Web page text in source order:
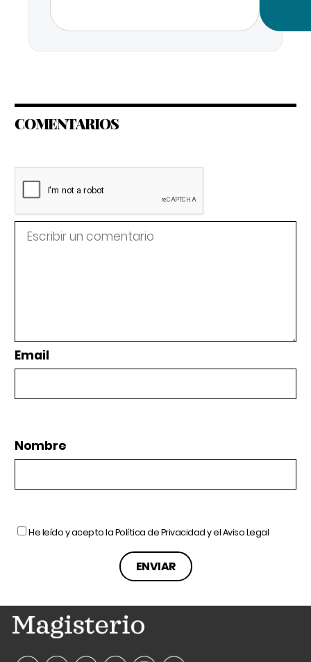
COMENTARIOS
Email
Nombre
He leído y acepto laPolítica de Privacidady elAviso Legal